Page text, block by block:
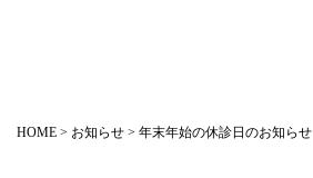
HOME > お知らせ > 年末年始の休診日のお知らせ